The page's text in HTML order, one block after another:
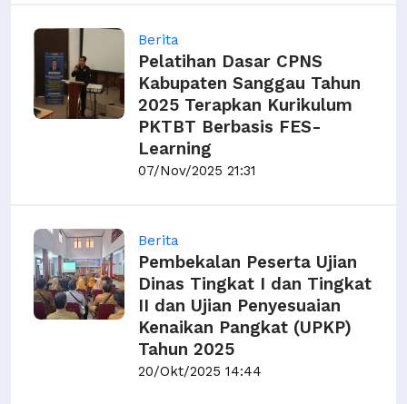
Berita
Pelatihan Dasar CPNS
Kabupaten Sanggau Tahun
2025 Terapkan Kurikulum
PKTBT Berbasis FES-
Learning
07/Nov/2025 21:31
Berita
Pembekalan Peserta Ujian
Dinas Tingkat I dan Tingkat
II dan Ujian Penyesuaian
Kenaikan Pangkat (UPKP)
Tahun 2025
20/Okt/2025 14:44